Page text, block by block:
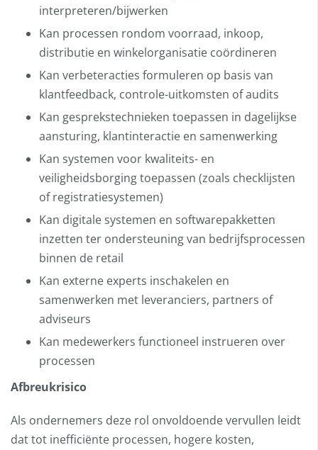
interpreteren/bijwerken
Kan processen rondom voorraad, inkoop,
distributie en winkelorganisatie coördineren
Kan verbeteracties formuleren op basis van
klantfeedback, controle-uitkomsten of audits
Kan gesprekstechnieken toepassen in dagelijkse
aansturing, klantinteractie en samenwerking
Kan systemen voor kwaliteits- en
veiligheidsborging toepassen (zoals checklijsten
of registratiesystemen)
Kan digitale systemen en softwarepakketten
inzetten ter ondersteuning van bedrijfsprocessen
binnen de retail
Kan externe experts inschakelen en
samenwerken met leveranciers, partners of
adviseurs
Kan medewerkers functioneel instrueren over
processen
Afbreukrisico
Als ondernemers deze rol onvoldoende vervullen leidt
dat tot inefficiënte processen, hogere kosten,